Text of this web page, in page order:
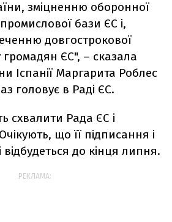
зміцненню оборонної
бази ЄС і,
довгострокової
громадян ЄС", – сказала
Іспанії Маргарита Роблес
головує в Раді ЄС.
схвалити Рада ЄС і
що її підписання і
відбудеться до кінця липня.
РЕКЛАМА: